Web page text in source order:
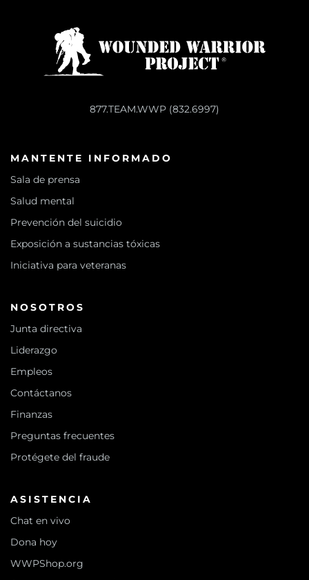
877.TEAM.WWP (832.6997)
MANTENTE INFORMADO
Sala de prensa
Salud mental
Prevención del suicidio
Exposición a sustancias tóxicas
Iniciativa para veteranas
NOSOTROS
Junta directiva
Liderazgo
Empleos
Contáctanos
Finanzas
Preguntas frecuentes
Protégete del fraude
ASISTENCIA
Chat en vivo
Dona hoy
WWPShop.org